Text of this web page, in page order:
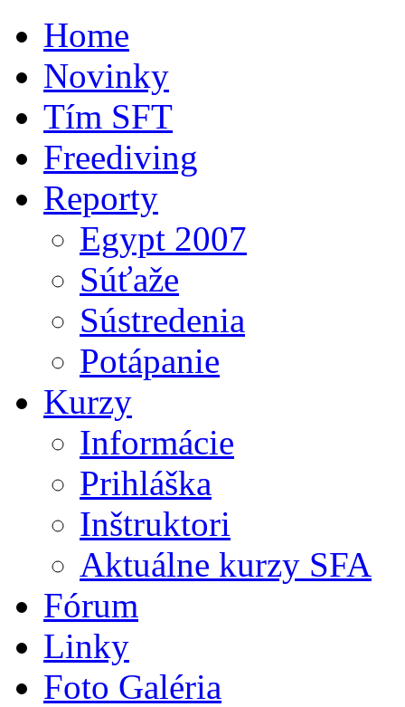
Home
Novinky
Tím SFT
Freediving
Reporty
Egypt 2007
Súťaže
Sústredenia
Potápanie
Kurzy
Informácie
Prihláška
Inštruktori
Aktuálne kurzy SFA
Fórum
Linky
Foto Galéria